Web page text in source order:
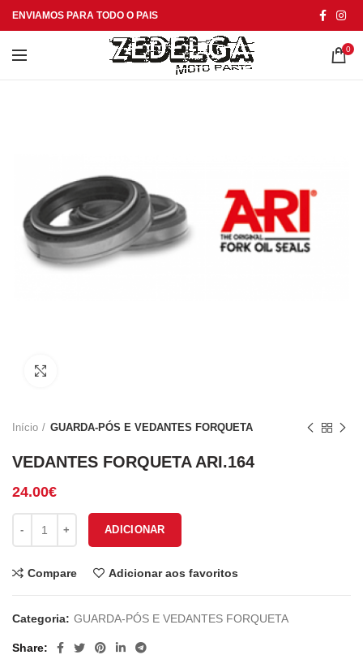
ENVIAMOS PARA TODO O PAIS
0
Início GUARDA-PÓS E VEDANTES FORQUETA
VEDANTES FORQUETA ARI.164
24.00€
ADICIONAR
Compare Adicionar aos favoritos
Categoria: GUARDA-PÓS E VEDANTES FORQUETA
Share